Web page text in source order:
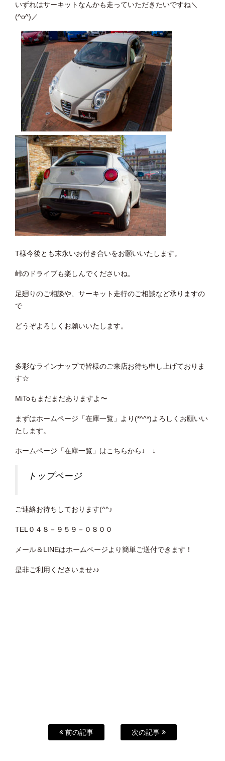
いずれはサーキットなんかも走っていただきたいですね＼
(^o^)／
T様今後とも末永いお付き合いをお願いいたします。
峠のドライブも楽しんでくださいね。
足廻りのご相談や、サーキット走行のご相談など承りますの
で
どうぞよろしくお願いいたします。
多彩なラインナップで皆様のご来店お待ち申し上げておりま
す☆
MiToもまだまだありますよ〜
まずはホームページ「在庫一覧」より(*^^*)よろしくお願いい
たします。
ホームページ「在庫一覧」はこちらから↓ ↓
トップページ
ご連絡お待ちしております(^^♪
TEL０４８－９５９－０８００
メール＆LINEはホームページより簡単ご送付できます！
是非ご利用くださいませ♪♪
前の記事 次の記事